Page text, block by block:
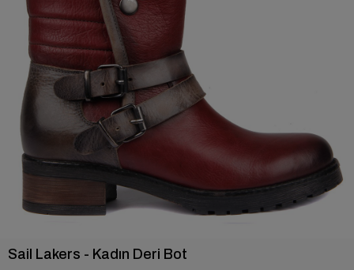
Sail Lakers - Kadın Deri Bot